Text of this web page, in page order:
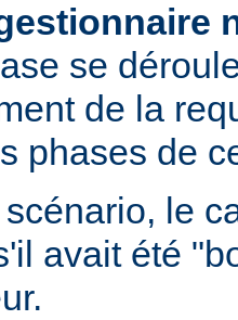
se
de la
phases de
le
avait été